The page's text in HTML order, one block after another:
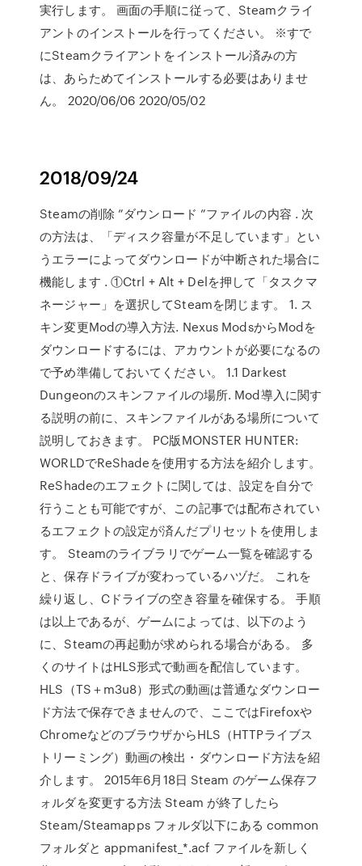
実行します。 画面の手順に従って、Steamクライ
アントのインストールを行ってください。 ※すで
にSteamクライアントをインストール済みの方
は、あらためてインストールする必要はありませ
ん。 2020/06/06 2020/05/02
2018/09/24
Steamの削除 ”ダウンロード ”ファイルの内容 . 次
の方法は、「ディスク容量が不足しています」とい
うエラーによってダウンロードが中断された場合に
機能します . ①Ctrl + Alt + Delを押して「タスクマ
ネージャー」を選択してSteamを閉じます。 1. ス
キン変更Modの導入方法. Nexus ModsからModを
ダウンロードするには、アカウントが必要になるの
で予め準備しておいてください。 1.1 Darkest
Dungeonのスキンファイルの場所. Mod導入に関す
る説明の前に、スキンファイルがある場所について
説明しておきます。 PC版MONSTER HUNTER:
WORLDでReShadeを使用する方法を紹介します。
ReShadeのエフェクトに関しては、設定を自分で
行うことも可能ですが、この記事では配布されてい
るエフェクトの設定が済んだプリセットを使用しま
す。 Steamのライブラリでゲーム一覧を確認する
と、保存ドライブが変わっているハヅだ。 これを
繰り返し、Cドライブの空き容量を確保する。 手順
は以上であるが、ゲームによっては、以下のよう
に、Steamの再起動が求められる場合がある。 多
くのサイトはHLS形式で動画を配信しています。
HLS（TS＋m3u8）形式の動画は普通なダウンロー
ド方法で保存できませんので、ここではFirefoxや
ChromeなどのブラウザからHLS（HTTPライブス
トリーミング）動画の検出・ダウンロード方法を紹
介します。 2015年6月18日 Steam のゲーム保存フ
ォルダを変更する方法 Steam が終了したら
Steam/Steamapps フォルダ以下にある common
フォルダと appmanifest_*.acf ファイルを新しく